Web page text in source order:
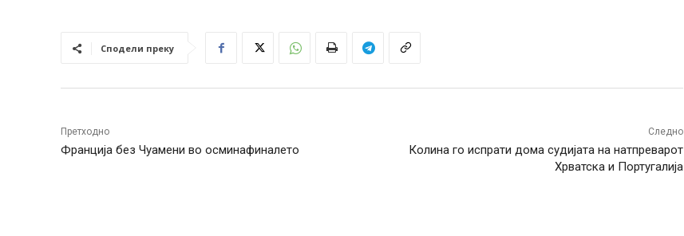
Сподели преку
Претходно
Франција без Чуамени во осминафиналето
Следно
Колина го испрати дома судијата на натпреварот
Хрватска и Португалија